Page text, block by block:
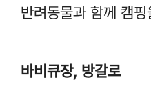
반려동물과 함께 캠
바비큐장, 방갈로